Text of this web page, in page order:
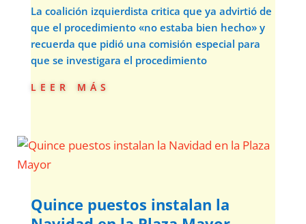
La coalición izquierdista critica que ya advirtió de
que el procedimiento «no estaba bien hecho» y
recuerda que pidió una comisión especial para
que se investigara el procedimiento
leer más
Quince puestos instalan la